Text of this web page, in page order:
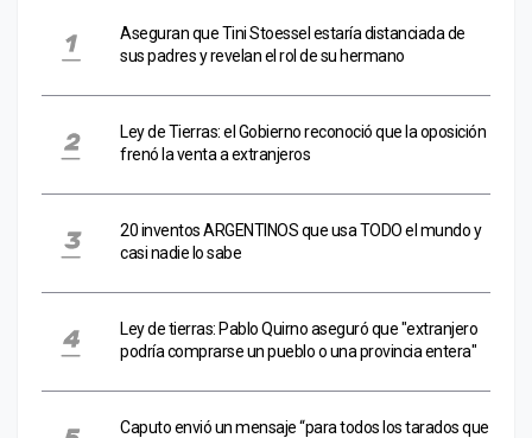
Aseguran que Tini Stoessel estaría distanciada de
sus padres y revelan el rol de su hermano
Ley de Tierras: el Gobierno reconoció que la oposición
frenó la venta a extranjeros
20 inventos ARGENTINOS que usa TODO el mundo y
casi nadie lo sabe
Ley de tierras: Pablo Quirno aseguró que "extranjero
podría comprarse un pueblo o una provincia entera"
Caputo envió un mensaje “para todos los tarados que